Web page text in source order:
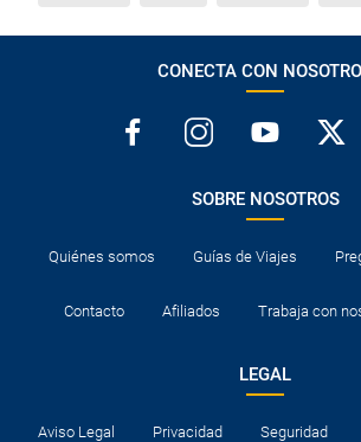
CONECTA CON
SOBRE NOSOTROS
Quiénes somos Guías de Viajes
Contacto Afiliados Trabaja con
LEGAL
Aviso Legal Privacidad Seguridad